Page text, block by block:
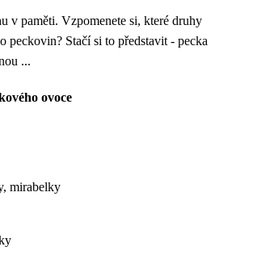
v paměti. Vzpomenete si, které druhy
peckovin? Stačí si to představit - pecka
...
ovoce
mirabelky